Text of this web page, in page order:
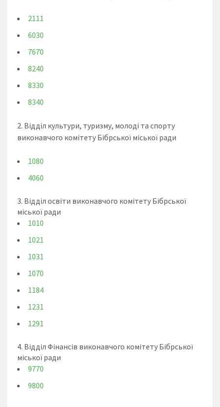
2111
6030
7670
8240
8330
8340
2. Відділ культури, туризму, молоді та спорту
виконавчого комітету Бібрської міської ради
1080
4060
3. Відділ освіти виконавчого комітету Бібрської
міської ради
1010
1021
1031
1070
1184
1231
1291
4. Відділ Фінансів виконавчого комітету Бібрської
міської ради
9770
9800